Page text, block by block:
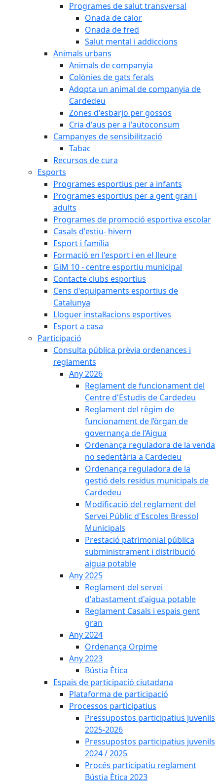
Programes de salut transversal
Onada de calor
Onada de fred
Salut mental i addiccions
Animals urbans
Animals de companyia
Colònies de gats ferals
Adopta un animal de companyia de
Cardedeu
Zones d'esbarjo per gossos
Cria d'aus per a l'autoconsum
Campanyes de sensibilització
Tabac
Recursos de cura
Esports
Programes esportius per a infants
Programes esportius per a gent gran i
adults
Programes de promoció esportiva escolar
Casals d'estiu- hivern
Esport i família
Formació en l'esport i en el lleure
GiM 10 - centre esportiu municipal
Contacte clubs esportius
Cens d'equipaments esportius de
Catalunya
Lloguer instal·lacions esportives
Esport a casa
Participació
Consulta pública prèvia ordenances i
reglaments
Any 2026
Reglament de funcionament del
Centre d'Estudis de Cardedeu
Reglament del règim de
funcionament de l’òrgan de
governança de l’Aigua
Ordenança reguladora de la venda
no sedentària a Cardedeu
Ordenança reguladora de la
gestió dels residus municipals de
Cardedeu
Modificació del reglament del
Servei Públic d'Escoles Bressol
Municipals
Prestació patrimonial pública
subministrament i distribució
aigua potable
Any 2025
Reglament del servei
d'abastament d'aigua potable
Reglament Casals i espais gent
gran
Any 2024
Ordenança Orpime
Any 2023
Bústia Ètica
Espais de participació ciutadana
Plataforma de participació
Processos participatius
Pressupostos participatius juvenils
2025-2026
Pressupostos participatius juvenils
2024 / 2025
Procés participatiu reglament
Bústia Ètica 2023